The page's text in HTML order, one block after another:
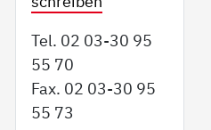
Tel. 02 03-30 95
55 70
Fax. 02 03-30 95
55 73